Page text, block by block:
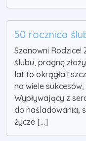
50 rocznica
Szanowni Rodzice!
ślubu, pragnę
lat to okrągła i
na wiele sukcesów,
Wypływający z
do naśladowania,
życze [...]